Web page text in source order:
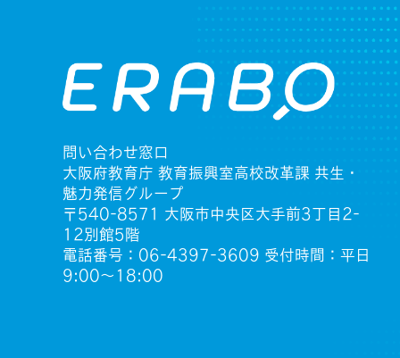
問い合わせ窓口
大阪府教育庁 教育振興室高校改革課 共生・
魅力発信グループ
〒540-8571 大阪市中央区大手前3丁目2-
12別館5階
電話番号：06-4397-3609 受付時間：平日
9:00〜18:00